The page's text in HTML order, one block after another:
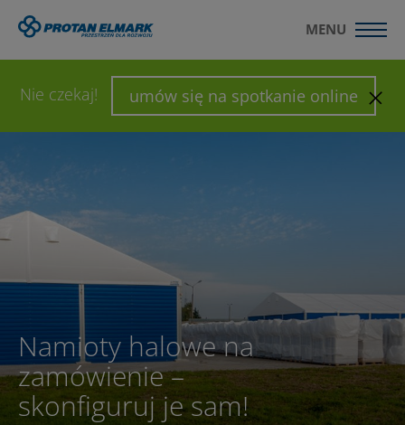
Nie czekaj! umów się na spotkanie online
MENU
WYŚLIJ ZAPYTANIE SKONFIGURUJ HALĘ
Namioty halowe na
zamówienie –
skonfiguruj je sam!